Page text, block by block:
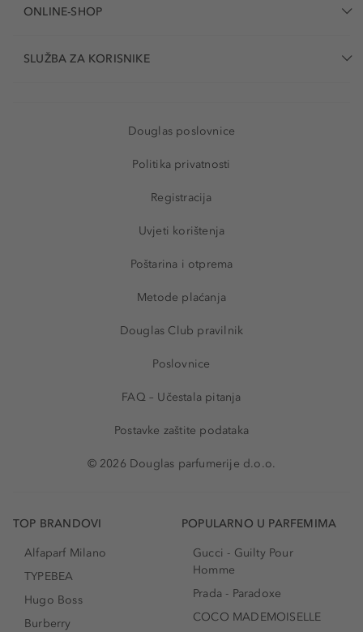
ONLINE-SHOP
SLUŽBA ZA KORISNIKE
Douglas poslovnice
Politika privatnosti
Registracija
Uvjeti korištenja
Poštarina i otprema
Metode plaćanja
Douglas Club pravilnik
Poslovnice
FAQ – Učestala pitanja
Postavke zaštite podataka
© 2026 Douglas parfumerije d.o.o.
TOP BRANDOVI
Alfaparf Milano
TYPEBEA
Hugo Boss
Burberry
POPULARNO U PARFEMIMA
Gucci - Guilty Pour
Homme
Prada - Paradoxe
COCO MADEMOISELLE